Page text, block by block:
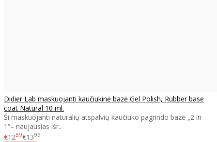
Didier Lab maskuojanti kaučiukinė bazė Gel Polish, Rubber base
coat Natural 10 ml.
Ši maskuojanti naturalių atspalvių kaučiuko pagrindo bazė „2 in
1“– naujausias išr..
€1259€1399